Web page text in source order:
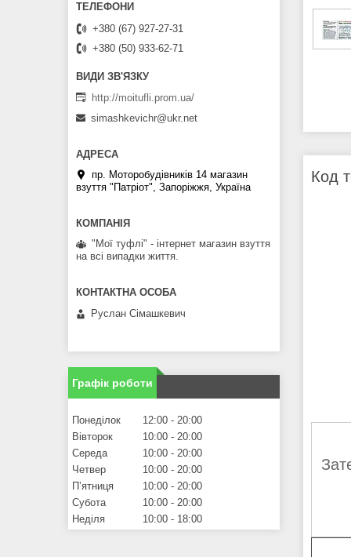
Код
+380 (67) 927-27-31
+380 (50) 933-62-71
http://moitufli.prom.ua/
simashkevichr@ukr.net
пр. Моторобудівників 14 магазин
взуття "Патріот", Запоріжжя, Україна
"Мої туфлі" - інтернет магазин взуття
на всі випадки життя.
Руслан Сімашкевич
Графік роботи
Понеділок 12:00
20:00
Вівторок
10:00
20:00
Середа
10:00
20:00
Четвер
10:00
20:00
Пʼятниця
10:00
20:00
Субота
10:00
20:00
Неділя
10:00 18:00